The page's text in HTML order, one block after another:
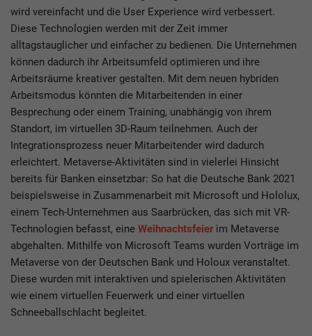
wird vereinfacht und die User Experience wird verbessert.
Diese Technologien werden mit der Zeit immer
alltagstauglicher und einfacher zu bedienen. Die Unternehmen
können dadurch ihr Arbeitsumfeld optimieren und ihre
Arbeitsräume kreativer gestalten. Mit dem neuen hybriden
Arbeitsmodus könnten die Mitarbeitenden in einer
Besprechung oder einem Training, unabhängig von ihrem
Standort, im virtuellen 3D-Raum teilnehmen. Auch der
Integrationsprozess neuer Mitarbeitender wird dadurch
erleichtert. Metaverse-Aktivitäten sind in vielerlei Hinsicht
bereits für Banken einsetzbar: So hat die Deutsche Bank 2021
beispielsweise in Zusammenarbeit mit Microsoft und Hololux,
einem Tech-Unternehmen aus Saarbrücken, das sich mit VR-
Technologien befasst, eine Weihnachtsfeier im Metaverse
abgehalten. Mithilfe von Microsoft Teams wurden Vorträge im
Metaverse von der Deutschen Bank und Holoux veranstaltet.
Diese wurden mit interaktiven und spielerischen Aktivitäten
wie einem virtuellen Feuerwerk und einer virtuellen
Schneeballschlacht begleitet.